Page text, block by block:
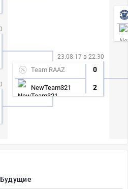
23.08.17 в 22:30
Team RAAZ 0
NewTeam321 2
Будущие